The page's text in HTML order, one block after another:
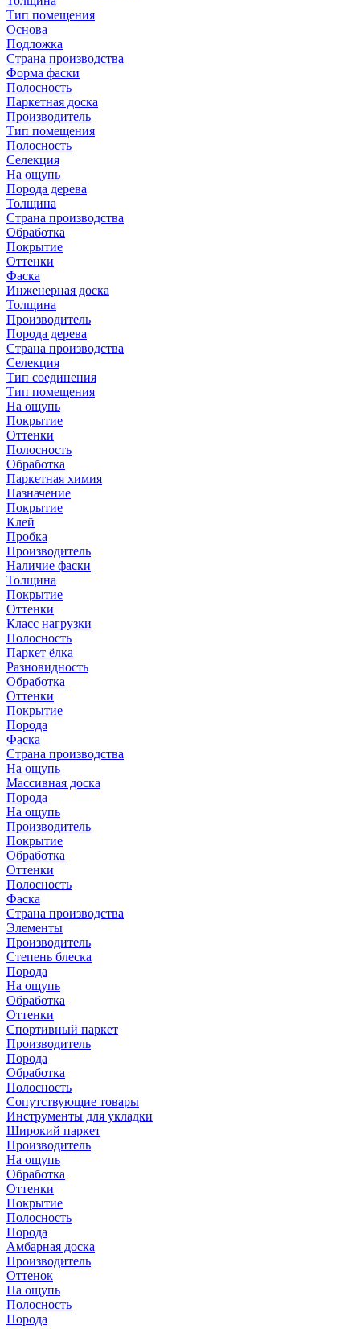
Тип помещения
Основа
Подложка
Страна производства
Форма фаски
Полосность
Паркетная доска
Производитель
Тип помещения
Полосность
Селекция
На ощупь
Порода дерева
Толщина
Страна производства
Обработка
Покрытие
Оттенки
Фаска
Инженерная доска
Толщина
Производитель
Порода дерева
Страна производства
Селекция
Тип соединения
Тип помещения
На ощупь
Покрытие
Оттенки
Полосность
Обработка
Паркетная химия
Назначение
Покрытие
Клей
Пробка
Производитель
Наличие фаски
Толщина
Покрытие
Оттенки
Класс нагрузки
Полосность
Паркет ёлка
Разновидность
Обработка
Оттенки
Покрытие
Порода
Фаска
Страна производства
На ощупь
Массивная доска
Порода
На ощупь
Производитель
Покрытие
Обработка
Оттенки
Полосность
Фаска
Страна производства
Элементы
Производитель
Степень блеска
Порода
На ощупь
Обработка
Оттенки
Спортивный паркет
Производитель
Порода
Обработка
Полосность
Сопутствующие товары
Инструменты для укладки
Широкий паркет
Производитель
На ощупь
Обработка
Оттенки
Покрытие
Полосность
Порода
Амбарная доска
Производитель
Оттенок
На ощупь
Полосность
Порода